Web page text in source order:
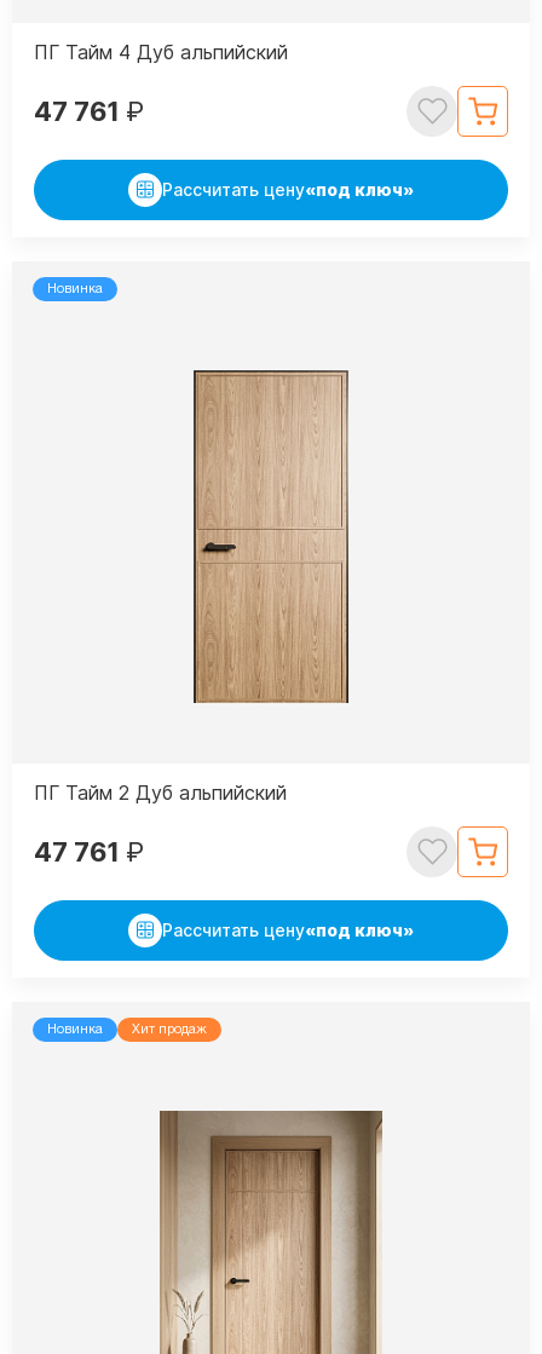
ПГ Тайм 4 Дуб альпийский
47 761 ₽
Рассчитать цену«под ключ»
Новинка
ПГ Тайм 2 Дуб альпийский
47 761 ₽
Рассчитать цену«под ключ»
Новинка Хит продаж